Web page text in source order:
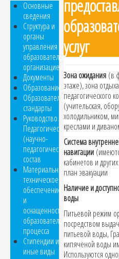
Основные
сведения
Структура и
органы
управления
образовательной
организацией
Документы
Образование
Образовательные
стандарты
Руководство.
Педагогический
(научно-
педагогический)
состав
Материально-
техническое
обеспечение
и
оснащенность
образовательного
процесса
Стипендии и
иные виды
услуг
Зона ожидания (в
этаже), зона
педагогического
(учительская,
холодильником,
креслами и
Система
навигации
кабинетов и
план эвакуации
Наличие и
воды
Питьевой режим
посредством
питьевой воды,
кипячёной воды
Используются